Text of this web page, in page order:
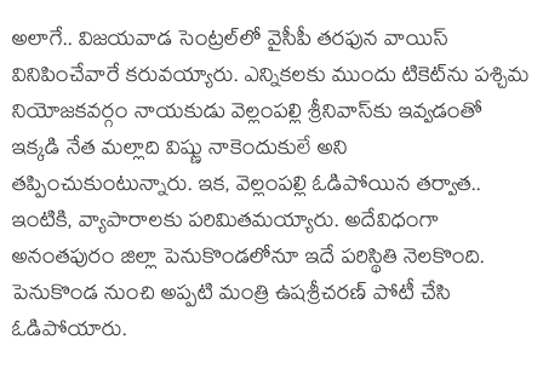
అలాగే.. విజ‌య‌వాడ సెంట్ర‌ల్‌లో వైసీపీ త‌ర‌ఫున వాయిస్
వినిపించేవారే క‌రువ‌య్యారు. ఎన్నిక‌ల‌కు ముందు టికెట్‌ను ప‌శ్చిమ
నియోజ‌క‌వ‌ర్గం నాయ‌కుడు వెల్లంప‌ల్లి శ్రీనివాస్‌కు ఇవ్వ‌డంతో
ఇక్క‌డి నేత మ‌ల్లాది విష్ణు నాకెందుకులే అని
త‌ప్పించుకుంటున్నారు. ఇక‌, వెల్లంప‌ల్లి ఓడిపోయిన త‌ర్వాత‌..
ఇంటికి, వ్యాపారాల‌కు ప‌రిమిత‌మ‌య్యారు. అదేవిధంగా
అనంత‌పురం జిల్లా పెనుకొండలోనూ ఇదే ప‌రిస్థితి నెల‌కొంది.
పెనుకొండ నుంచి అప్ప‌టి మంత్రి ఉష‌శ్రీచ‌ర‌ణ్ పోటీ చేసి
ఓడిపోయారు.